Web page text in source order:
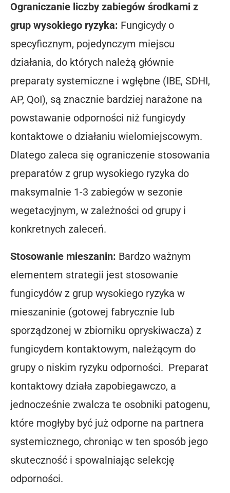
Ograniczanie liczby zabiegów środkami z
grup wysokiego ryzyka: Fungicydy o
specyficznym, pojedynczym miejscu
działania, do których należą głównie
preparaty systemiczne i wgłębne (IBE, SDHI,
AP, QoI), są znacznie bardziej narażone na
powstawanie odporności niż fungicydy
kontaktowe o działaniu wielomiejscowym.
Dlatego zaleca się ograniczenie stosowania
preparatów z grup wysokiego ryzyka do
maksymalnie 1-3 zabiegów w sezonie
wegetacyjnym, w zależności od grupy i
konkretnych zaleceń.
Stosowanie mieszanin: Bardzo ważnym
elementem strategii jest stosowanie
fungicydów z grup wysokiego ryzyka w
mieszaninie (gotowej fabrycznie lub
sporządzonej w zbiorniku opryskiwacza) z
fungicydem kontaktowym, należącym do
grupy o niskim ryzyku odporności. Preparat
kontaktowy działa zapobiegawczo, a
jednocześnie zwalcza te osobniki patogenu,
które mogłyby być już odporne na partnera
systemicznego, chroniąc w ten sposób jego
skuteczność i spowalniając selekcję
odporności.